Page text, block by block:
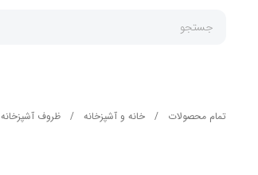
جستجو
تمام محصولات / خانه و آشپزخانه / ظروف آشپزخانه